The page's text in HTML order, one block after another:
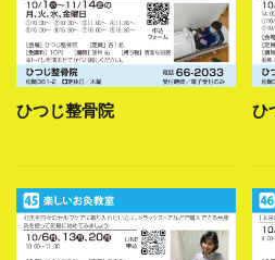
ひつじ整骨院 ひ